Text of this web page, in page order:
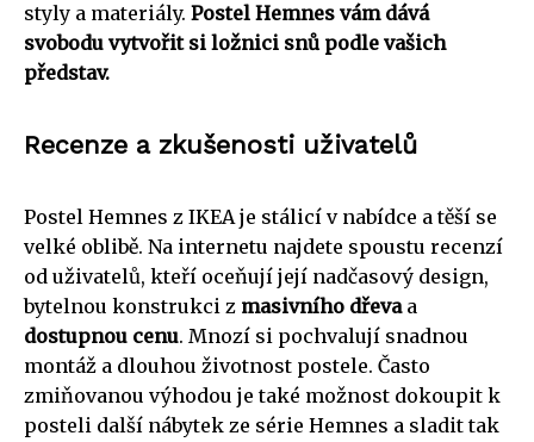
styly a materiály. Postel Hemnes vám dává
svobodu vytvořit si ložnici snů podle vašich
představ.
Recenze a zkušenosti uživatelů
Postel Hemnes z IKEA je stálicí v nabídce a těší se
velké oblibě. Na internetu najdete spoustu recenzí
od uživatelů, kteří oceňují její nadčasový design,
bytelnou konstrukci z masivního dřevaa
dostupnou cenu. Mnozí si pochvalují snadnou
montáž a dlouhou životnost postele. Často
zmiňovanou výhodou je také možnost dokoupit k
posteli další nábytek ze série Hemnes a sladit tak